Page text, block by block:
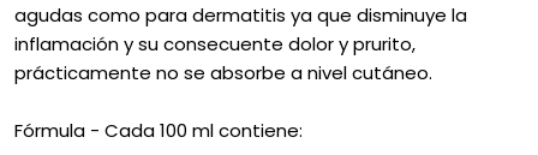
agudas como para dermatitis ya que disminuye la
inflamación y su consecuente dolor y prurito,
prácticamente no se absorbe a nivel cutáneo.
Fórmula - Cada 100 ml contiene: